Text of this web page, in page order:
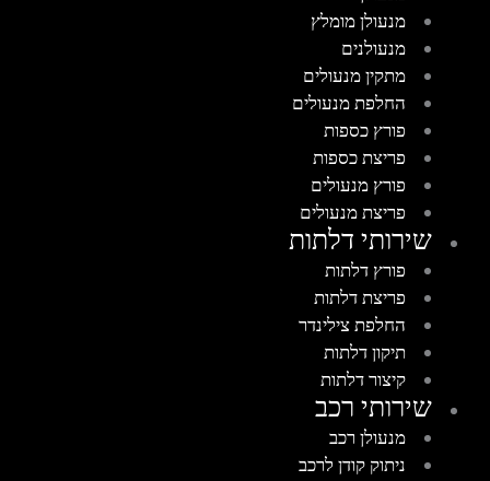
מנעולן מומלץ
מנעולנים
מתקין מנעולים
החלפת מנעולים
פורץ כספות
פריצת כספות
פורץ מנעולים
פריצת מנעולים
שירותי דלתות
פורץ דלתות
פריצת דלתות
החלפת צילינדר
תיקון דלתות
קיצור דלתות
שירותי רכב
מנעולן רכב
ניתוק קודן לרכב